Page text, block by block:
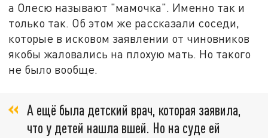
а Олесю называют "мамочка". Именно так и
только так. Об этом же рассказали соседи,
которые в исковом заявлении от чиновников
якобы жаловались на плохую мать. Но такого
не было вообще.
А ещё была детский врач, которая заявила,
что у детей нашла вшей. Но на суде ей